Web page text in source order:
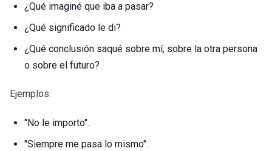
¿Qué imaginé que iba a pasar?
¿Qué significado le di?
¿Qué conclusión saqué sobre mí, sobre la otra persona
o sobre el futuro?
Ejemplos:
"No le importo".
"Siempre me pasa lo mismo".